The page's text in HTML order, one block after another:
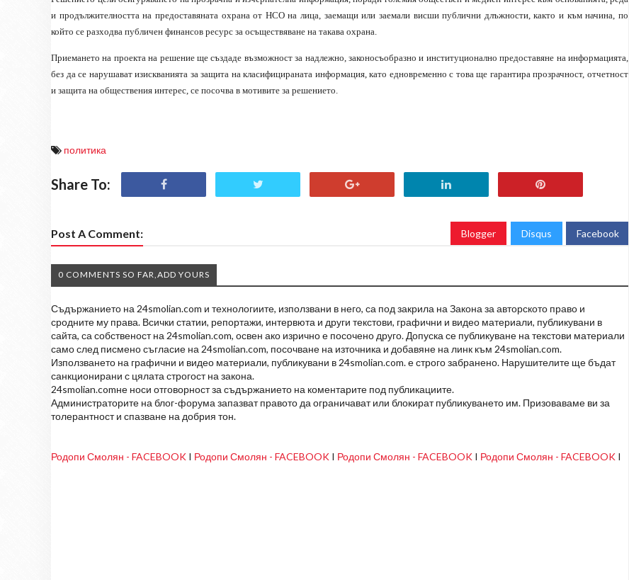
и продължителността на предоставяната охрана от НСО на лица, заемащи или заемали висши публични длъжности, както и към начина, по
който се разходва публичен финансов ресурс за осъществяване на такава охрана.
Приемането на проекта на решение ще създаде възможност за надлежно, законосъобразно и институционално предоставяне на информацията,
без да се нарушават изискванията за защита на класифицираната информация, като едновременно с това ще гарантира прозрачност, отчетност
и защита на обществения интерес, се посочва в мотивите за решението.
политика
Share To:
Post A Comment: Blogger Disqus Facebook
0 COMMENTS SO FAR,ADD YOURS
Съдържанието на 24smolian.com и технологиите, използвани в него, са под закрила на Закона за авторското право и
сродните му права. Всички статии, репортажи, интервюта и други текстови, графични и видео материали, публикувани в
сайта, са собственост на 24smolian.com, освен ако изрично е посочено друго. Допуска се публикуване на текстови материали
само след писмено съгласие на 24smolian.com, посочване на източника и добавяне на линк към 24smolian.com.
Използването на графични и видео материали, публикувани в 24smolian.com. е строго забранено. Нарушителите ще бъдат
санкционирани с цялата строгост на закона.
24smolian.comне носи отговорност за съдържанието на коментарите под публикациите.
Администраторите на блог-форума запазват правото да ограничават или блокират публикуването им. Призоваваме ви за
толерантност и спазване на добрия тон.
Родопи Смолян - FACEBOOK I Родопи Смолян - FACEBOOK I Родопи Смолян - FACEBOOK I Родопи Смолян - FACEBOOK I